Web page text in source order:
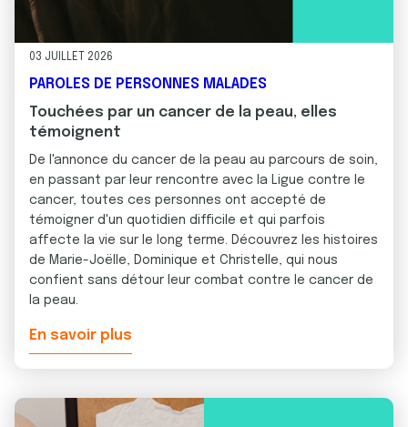
03 JUILLET 2026
PAROLES DE PERSONNES MALADES
Touchées par un cancer de la peau, elles
témoignent
De l'annonce du cancer de la peau au parcours de soin,
en passant par leur rencontre avec la Ligue contre le
cancer, toutes ces personnes ont accepté de
témoigner d'un quotidien difficile et qui parfois
affecte la vie sur le long terme. Découvrez les histoires
de Marie-Joëlle, Dominique et Christelle, qui nous
confient sans détour leur combat contre le cancer de
la peau.
En savoir plus